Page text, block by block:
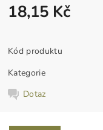
18,15 Kč
Kód produktu
Kategorie
Dotaz